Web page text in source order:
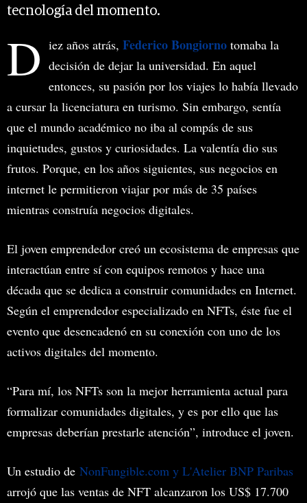
tecnología del momento.
D iez años atrás, Federico Bongiorno tomaba la
decisión de dejar la universidad. En aquel
entonces, su pasión por los viajes lo había llevado
a cursar la licenciatura en turismo. Sin embargo, sentía
que el mundo académico no iba al compás de sus
inquietudes, gustos y curiosidades. La valentía dio sus
frutos. Porque, en los años siguientes, sus negocios en
internet le permitieron viajar por más de 35 países
mientras construía negocios digitales.
El joven emprendedor creó un ecosistema de empresas que
interactúan entre sí con equipos remotos y hace una
década que se dedica a construir comunidades en Internet.
Según el emprendedor especializado en NFTs, éste fue el
evento que desencadenó en su conexión con uno de los
activos digitales del momento.
“Para mí, los NFTs son la mejor herramienta actual para
formalizar comunidades digitales, y es por ello que las
empresas deberían prestarle atención”, introduce el joven.
Un estudio de NonFungible.com y L'Atelier BNP Paribas
arrojó que las ventas de NFT alcanzaron los US$ 17.700